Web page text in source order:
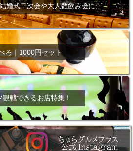
婚式二次会や大人数飲み会に
ろ｜1000円セット
観戦できるお店特集！